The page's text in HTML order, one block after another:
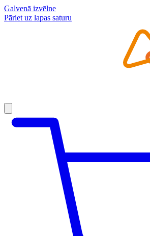
Galvenā izvēlne
Pāriet uz lapas saturu